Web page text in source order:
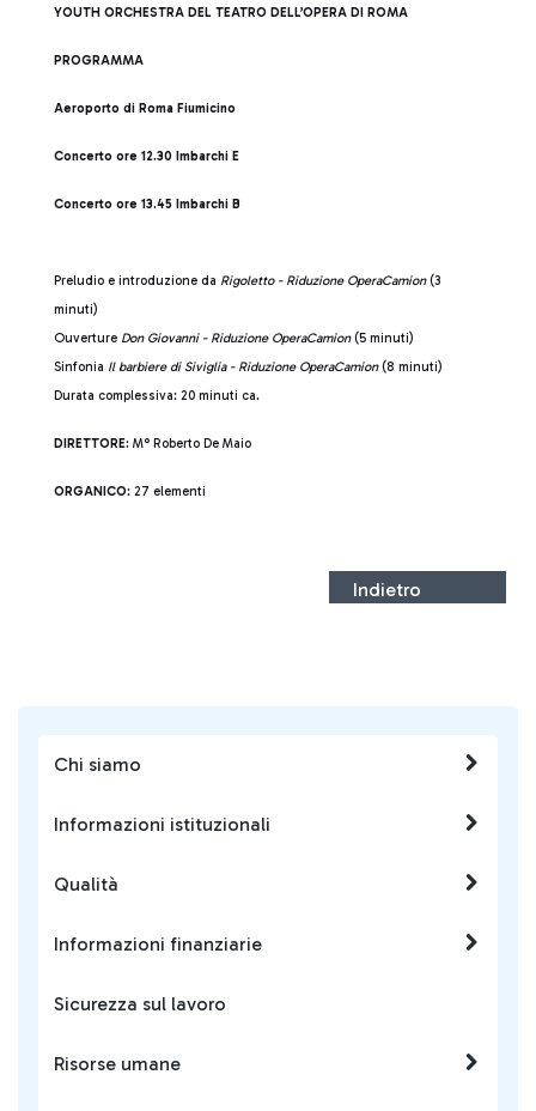
Chi siamo
Informazioni istituzionali
Qualità
Informazioni finanziarie
Sicurezza sul lavoro
Risorse umane
YOUTH ORCHESTRA DEL TEATRO DELL’OPERA DI ROMA
PROGRAMMA
Aeroporto di Roma Fiumicino
Concerto ore 12.30 Imbarchi E
Concerto ore 13.45 Imbarchi B
Preludio e introduzione da Rigoletto - Riduzione OperaCamion(3
minuti)
Ouverture Don Giovanni - Riduzione OperaCamion(5 minuti)
Sinfonia Il barbiere di Siviglia - Riduzione OperaCamion(8 minuti)
Durata complessiva: 20 minuti ca.
DIRETTORE: M° Roberto De Maio
ORGANICO: 27 elementi
Indietro